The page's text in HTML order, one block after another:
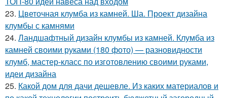
23. Цветочная клумба из камней. Ша. Проект дизайна
клумбы с камнями
24. Ландшафтный дизайн клумбы из камней. Клумба из
камней своими руками (180 фото) — разновидности
клумб, мастер-класс по изготовлению своими руками,
идеи дизайна
25. Какой дом для дачи дешевле. Из каких материалов и